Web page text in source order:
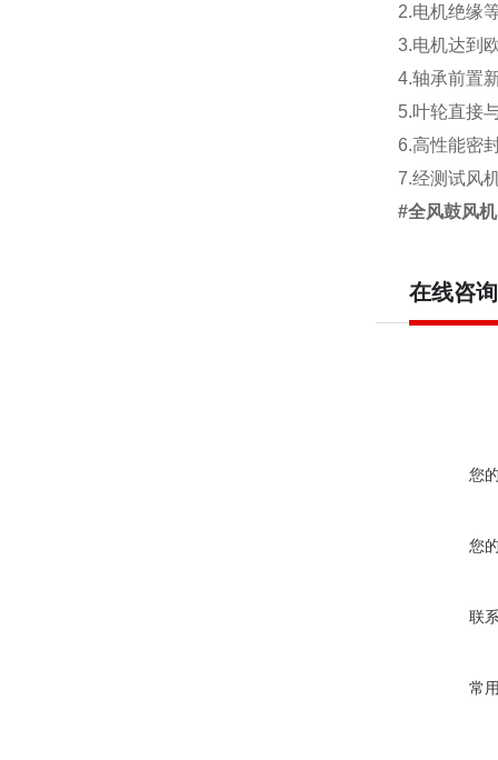
2.电机绝缘
3.电机达到
4.轴承前置
5.叶轮直接
6.高性能密
7.经测试风
#全风鼓风
在线咨询
您
您
联
常